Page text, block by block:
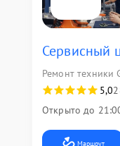
Сервисный
Ремонт техники
5,0
Открыто до
Маршрут